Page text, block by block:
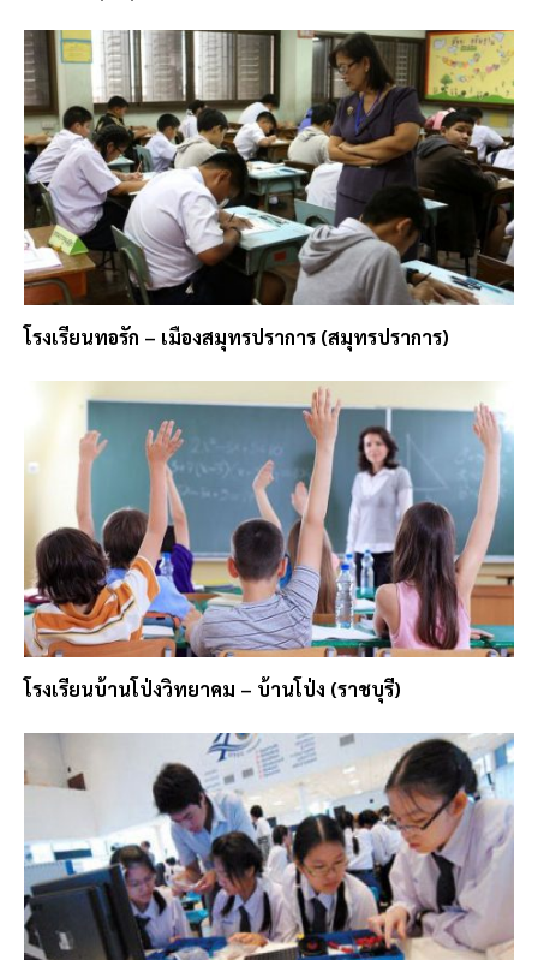
โรงเรียนทอรัก – เมืองสมุทรปราการ (สมุทรปราการ)
โรงเรียนบ้านโป่งวิทยาคม – บ้านโป่ง (ราชบุรี)